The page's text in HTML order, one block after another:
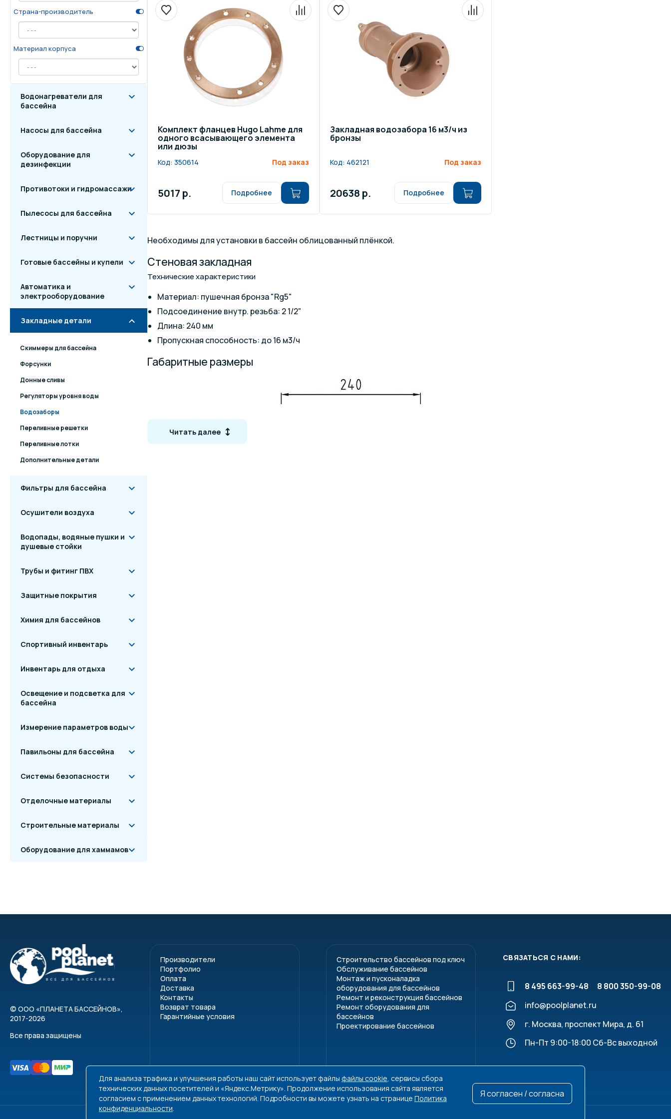
Инвентарь для отдыха
Освещение и подсветка для
бассейна
Измерение параметров воды
Системы безопасности Отделочные материалы Строительные материалы
Страна-производитель
Материал корпуса
Водонагреватели для
бассейна
Насосы для бассейна
Оборудование для
дезинфекции
Противотоки и гидромассажи
Пылесосы для бассейна
Лестницы и поручни
Готовые бассейны и купели
Автоматика и
электрооборудование
Закладные детали
Скиммеры для бассейна
Форсунки
Донные сливы
Регуляторы уровня воды
Водозаборы
Переливные решетки
Переливные лотки
Дополнительные детали
Фильтры для бассейна
Осушители воздуха
Водопады, водяные пушки и
душевые стойки
Трубы и фитинг ПВХ
Защитные покрытия
Химия для бассейнов
Спортивный инвентарь
Инвентарь для отдыха
Освещение и подсветка для
бассейна
Измерение параметров воды
Павильоны для бассейна
Системы безопасности
Отделочные материалы
Строительные материалы
Оборудование для хаммамов
Комплект фланцев Hugo Lahme для
одного всасывающего элемента
или дюзы
Код: 350614 Под заказ
5017 р. Подробнее
Закладная водозабора 16 м3/ч из
бронзы
Код: 462121 Под заказ
20638 р. Подробнее
Необходимы для установки в бассейн облицованный плёнкой.
Стеновая закладная
Технические характеристики
Материал: пушечная бронза "Rg5"
Подсоединение внутр. резьба: 2 1/2"
Длина: 240 мм
Пропускная способность: до 16 м3/ч
Габаритные размеры
Читать далее
© ООО «ПЛАНЕТА БАССЕЙНОВ»,
2017-2026
Все права защищены
Производители
Портфолио
Оплата
Доставка
Контакты
Возврат товара
Гарантийные условия
Строительство бассейнов под ключ
Обслуживание бассейнов
Монтаж и пусконаладка
оборудования для бассейнов
Ремонт и реконструкция бассейнов
Ремонт оборудования для
бассейнов
Проектирование бассейнов
СВЯЗАТЬСЯ С НАМИ:
8 495 663-99-48
8 800 350-99-08
info@poolplanet.ru
г. Москва, проспект Мира, д. 61
Пн-Пт 9:00-18:00 Сб-Вс выходной
Для анализа трафика и улучшения работы наш сайт использует файлы файлы cookie, сервисы сбора
технических данных посетителей и «Яндекс.Метрику». Продолжение использования сайта является
согласием с применением данных технологий. Подробности вы можете узнать на странице Политика
конфиденциальности.
Я согласен / согласна